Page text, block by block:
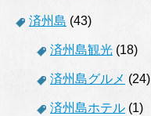
済州島 (43)
済州島観光 (18)
済州島グルメ (24)
済州島ホテル (1)